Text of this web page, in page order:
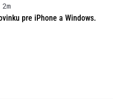
2m
pre iPhone a Windows.